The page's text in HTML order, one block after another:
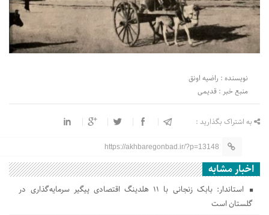
نویسنده : راضیه اونق
منبع خبر : قدیمی
به اشتراک بگذارید :
https://akhbaregonbad.ir/?p=13148
اخبار مشابه
استاندار: بابک زنجانی با ۱۱ هلدینگ اقتصادی پیگیر سرمایه‌گذاری در
گلستان است